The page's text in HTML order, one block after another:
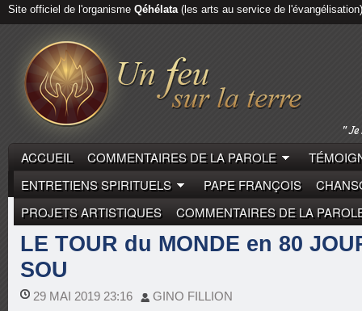
Site officiel de l'organisme Qéhélata(les arts au service de l'évangélisation)
ACCUEIL COMMENTAIRES DE LA PAROLE
ENTRETIENS SPIRITUELS
PAPE FRANÇOIS
PROJETS ARTISTIQUES
COMMENTAIRES DE LA
REPORTAGES
LE TOUR du MONDE en 80
SOU
29 MAI 2019 23:16 GINO FILLION